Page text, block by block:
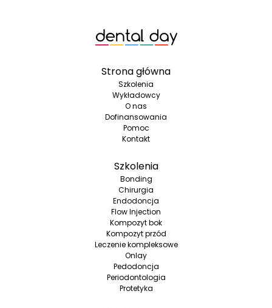
Strona główna
Szkolenia
Wykładowcy
O nas
Dofinansowania
Pomoc
Kontakt
Szkolenia
Bonding
Chirurgia
Endodoncja
Flow Injection
Kompozyt bok
Kompozyt przód
Leczenie kompleksowe
Onlay
Pedodoncja
Periodontologia
Protetyka